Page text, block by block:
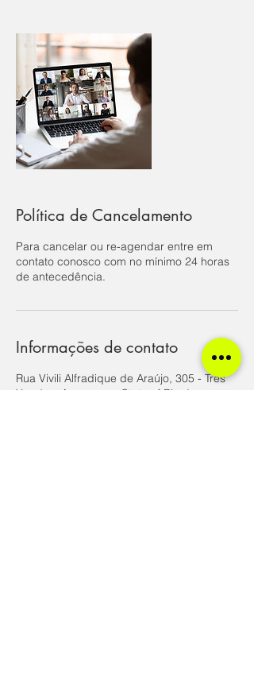
Política de Cancelamento
Para cancelar ou re-agendar entre em
contato conosco com no mínimo 24 horas
de antecedência.
Informações de contato
Rua Vivili Alfradique de Araújo, 305 - Tres
Vendas, Araruama - State of Rio de